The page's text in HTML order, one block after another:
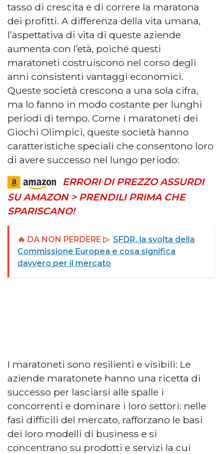
tasso di crescita e di correre la maratona
dei profitti. A differenza della vita umana,
l’aspettativa di vita di queste aziende
aumenta con l’età, poiché questi
maratoneti costruiscono nel corso degli
anni consistenti vantaggi economici.
Queste società crescono a una sola cifra,
ma lo fanno in modo costante per lunghi
periodi di tempo. Come i maratoneti dei
Giochi Olimpici, queste società hanno
caratteristiche speciali che consentono loro
di avere successo nel lungo periodo:
ERRORI DI PREZZO ASSURDI
SU AMAZON > PRENDILI PRIMA CHE
SPARISCANO!
🔥 DA NON PERDERE ▷ SFDR, la svolta della
Commissione Europea e cosa significa
davvero per il mercato
I maratoneti sono resilienti e visibili: Le
aziende maratonete hanno una ricetta di
successo per lasciarsi alle spalle i
concorrenti e dominare i loro settori: nelle
fasi difficili del mercato, rafforzano le basi
dei loro modelli di business e si
concentrano su prodotti e servizi la cui